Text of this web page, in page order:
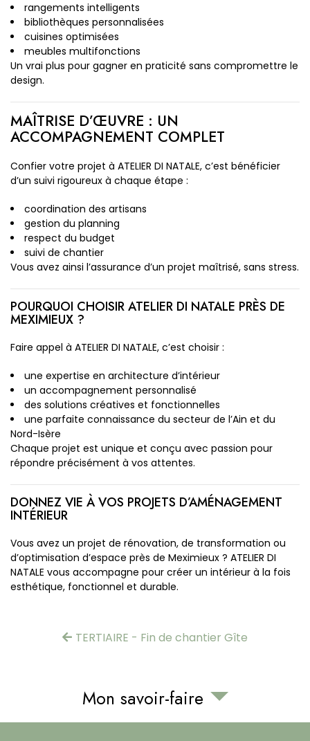
rangements intelligents
bibliothèques personnalisées
cuisines optimisées
meubles multifonctions
Un vrai plus pour gagner en praticité sans compromettre le
design.
MAÎTRISE D’ŒUVRE : UN
ACCOMPAGNEMENT COMPLET
Confier votre projet à ATELIER DI NATALE, c’est bénéficier
d’un suivi rigoureux à chaque étape :
coordination des artisans
gestion du planning
respect du budget
suivi de chantier
Vous avez ainsi l’assurance d’un projet maîtrisé, sans stress.
POURQUOI CHOISIR ATELIER DI NATALE PRÈS DE
MEXIMIEUX ?
Faire appel à ATELIER DI NATALE, c’est choisir :
une expertise en architecture d’intérieur
un accompagnement personnalisé
des solutions créatives et fonctionnelles
une parfaite connaissance du secteur de l’Ain et du
Nord-Isère
Chaque projet est unique et conçu avec passion pour
répondre précisément à vos attentes.
DONNEZ VIE À VOS PROJETS D’AMÉNAGEMENT
INTÉRIEUR
Vous avez un projet de rénovation, de transformation ou
d’optimisation d’espace près de Meximieux ? ATELIER DI
NATALE vous accompagne pour créer un intérieur à la fois
esthétique, fonctionnel et durable.
TERTIAIRE - Fin de chantier Gîte
Mon savoir-faire